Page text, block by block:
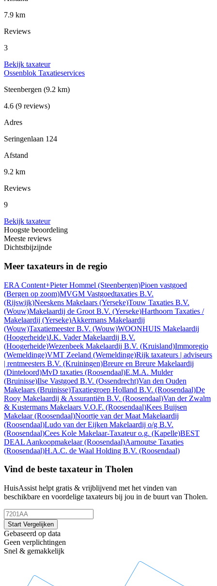
7.9 km
Reviews
3
Bekijk taxateur
Ossenblok Taxatieservices
Steenbergen (9.2 km)
4.6 (9 reviews)
Adres
Seringenlaan 124
Afstand
9.2 km
Reviews
9
Bekijk taxateur
Hoogste beoordeling
Meeste reviews
Dichtstbijzijnde
Meer taxateurs in de regio
ERA Content+Pieter Hommel (Steenbergen)Pioen vastgoed
(Bergen op zoom)MVGM Vastgoedtaxaties B.V.
(Rijswijk)Neeskens Makelaars (Yerseke)Touw Taxaties B.V.
(Wouw)Makelaardij de Groot B.V. (Yerseke)Harthoorn Taxaties /
Makelaardij (Yerseke)Akkermans Makelaardij
(Wouw)Taxatiemeester B.V. (Wouw)WOONHUIS Makelaardij
(Hoogerheide)J.K. Vader Makelaardij B.V.
(Hoogerheide)Wezenbeek Makelaardij B.V. (Kruisland)Immoregio
(Wemeldinge)VMT Zeeland (Wemeldinge)Rijk taxateurs | adviseurs
| rentmeesters B.V. (Kruiningen)Breure en Breure Makelaardij
(Dinteloord)MvD taxaties (Roosendaal)E.M.A. Mulder
(Bruinisse)Ilse Vastgoed B.V. (Ossendrecht)Van den Ouden
Makelaars (Bruinisse)Taxatiegroep Holland B.V. (Roosendaal)De
Rooy Makelaardij & Assurantiën B.V. (Roosendaal)Van der Zwalm
& Kustermans Makelaars V.O.F. (Roosendaal)Kees Buijsen
Makelaar(Roosendaal)Noortje van der Maat Makelaardij
(Roosendaal)Ludo van der Eijken Makelaardij o/g B.V.
(Roosendaal)Cees Kole Makelaar-Taxateur o.g. (Kapelle)BEST
DEAL Aankoopmakelaar(Roosendaal)Aarnoutse Taxaties
(Roosendaal)H.A.C. de Waal Holding B.V. (Roosendaal)
Vind de beste taxateur in Tholen
HuisAssist helpt gratis & vrijblijvend met het vinden van
beschikbare en voordelige taxateurs bij jou in de buurt van Tholen.
Start Vergelijken
Gebaseerd op data
Geen verplichtingen
Snel & gemakkelijk